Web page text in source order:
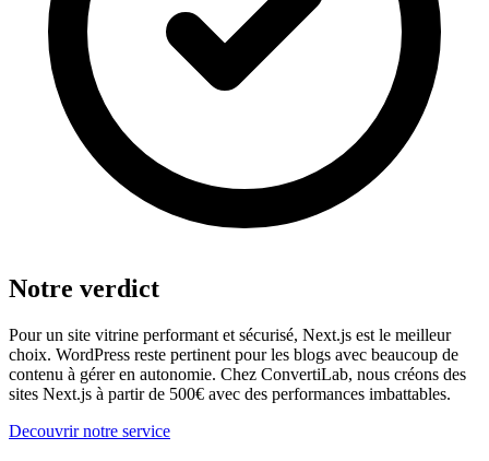
Notre verdict
Pour un site vitrine performant et sécurisé, Next.js est le meilleur
choix. WordPress reste pertinent pour les blogs avec beaucoup de
contenu à gérer en autonomie. Chez ConvertiLab, nous créons des
sites Next.js à partir de 500€ avec des performances imbattables.
Decouvrir notre service